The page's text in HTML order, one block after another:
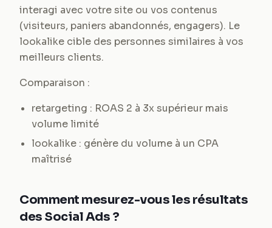
interagi avec votre site ou vos contenus
(visiteurs, paniers abandonnés, engagers). Le
lookalike cible des personnes similaires à vos
meilleurs clients.
Comparaison :
retargeting : ROAS 2 à 3x supérieur mais
volume limité
lookalike : génère du volume à un CPA
maîtrisé
Comment mesurez-vous les résultats
des Social Ads ?